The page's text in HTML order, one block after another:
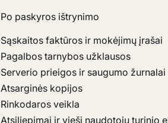
Po paskyros ištrynimo
Sąskaitos faktūros ir mokėjimų įrašai
Pagalbos tarnybos užklausos
Serverio prieigos ir saugumo žurnalai
Atsarginės kopijos
Rinkodaros veikla
Atsiliepimai ir vieši naudotojų turinio